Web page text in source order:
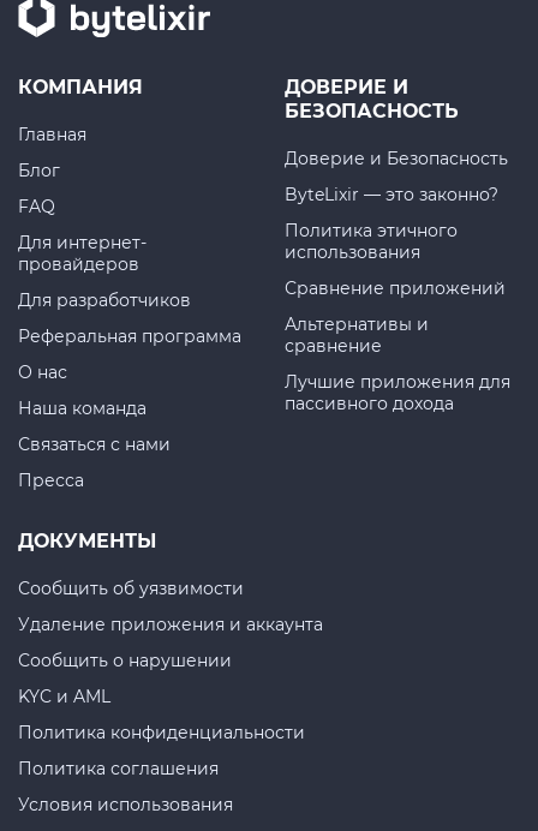
КОМПАНИЯ
Главная
Блог
FAQ
Для интернет-
провайдеров
Для разработчиков
Реферальная программа
О нас
Наша команда
Связаться с нами
Пресса
ДОВЕРИЕ И
БЕЗОПАСНОСТЬ
Доверие и Безопасность
ByteLixir — это законно?
Политика этичного
использования
Сравнение приложений
Альтернативы и
сравнение
Лучшие приложения для
пассивного дохода
ДОКУМЕНТЫ
Сообщить об уязвимости
Удаление приложения и аккаунта
Сообщить о нарушении
KYC и AML
Политика конфиденциальности
Политика соглашения
Условия использования